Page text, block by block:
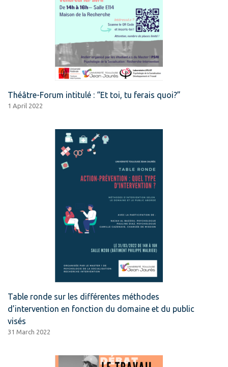
Théâtre-Forum intitulé : “Et toi, tu ferais quoi?”
1 April 2022
Table ronde sur les différentes méthodes
d’intervention en fonction du domaine et du public
visés
31 March 2022